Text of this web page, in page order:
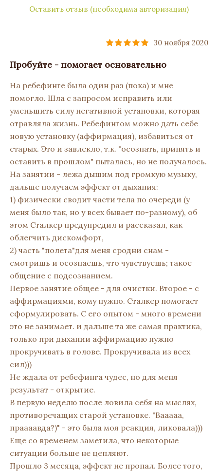
Оставить отзыв (необходима авторизация)
30 ноября 2020
Пробуйте - помогает основательно
На ребефинге была один раз (пока) и мне
помогло. Шла с запросом исправить или
уменьшить силу негативной установки, которая
отравляла жизнь. Ребефингом можно дать себе
новую установку (аффирмация), избавиться от
старых. Это и завлекло, т.к. "осознать, принять и
оставить в прошлом" пыталась, но не получалось.
На занятии - лежа дышим под громкую музыку,
дальше получаем эффект от дыхания:
1) физически сводит части тела по очереди (у
меня было так, но у всех бывает по-разному), об
этом Сталкер предупредил и рассказал, как
облегчить дискомфорт,
2) часть "полета"для меня сродни снам -
смотришь и осознаешь, что чувствуешь; такое
общение с подсознанием.
Первое занятие общее - для очистки. Второе - с
аффирмациями, кому нужно. Сталкер помогает
сформулировать. С его опытом - много времени
это не занимает. и дальше та же самая практика,
только при дыхании аффирмацию нужно
прокручивать в голове. Прокручивала из всех
сил)))
Не ждала от ребефинга чудес, но для меня
результат - открытие.
В первую неделю после ловила себя на мыслях,
противоречащих старой установке. "Вааааа,
праааавда?)" - это была моя реакция, ликовала)))
Еще со временем заметила, что некоторые
ситуации больше не цепляют.
Прошло 3 месяца, эффект не пропал. Более того,